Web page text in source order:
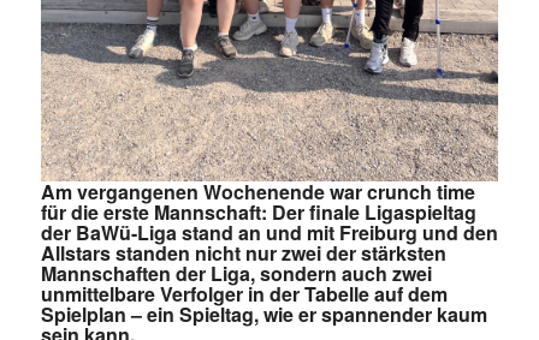
Am vergangenen Wochenende war crunch time
für die erste Mannschaft: Der finale Ligaspieltag
der BaWü-Liga stand an und mit Freiburg und den
Allstars standen nicht nur zwei der stärksten
Mannschaften der Liga, sondern auch zwei
unmittelbare Verfolger in der Tabelle auf dem
Spielplan – ein Spieltag, wie er spannender kaum
sein kann.